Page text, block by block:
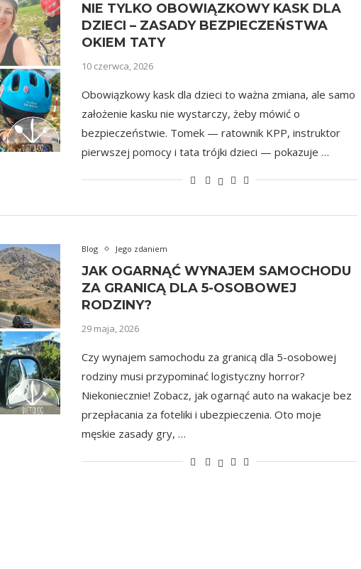
NIE TYLKO OBOWIĄZKOWY KASK DLA
DZIECI – ZASADY BEZPIECZEŃSTWA
OKIEM TATY
10 czerwca, 2026
Obowiązkowy kask dla dzieci to ważna zmiana, ale samo
założenie kasku nie wystarczy, żeby mówić o
bezpieczeństwie. Tomek — ratownik KPP, instruktor
pierwszej pomocy i tata trójki dzieci — pokazuje …
Blog Jego zdaniem
JAK OGARNĄĆ WYNAJEM SAMOCHODU
ZA GRANICĄ DLA 5-OSOBOWEJ
RODZINY?
29 maja, 2026
Czy wynajem samochodu za granicą dla 5-osobowej
rodziny musi przypominać logistyczny horror?
Niekoniecznie! Zobacz, jak ogarnąć auto na wakacje bez
przepłacania za foteliki i ubezpieczenia. Oto moje
męskie zasady gry, …